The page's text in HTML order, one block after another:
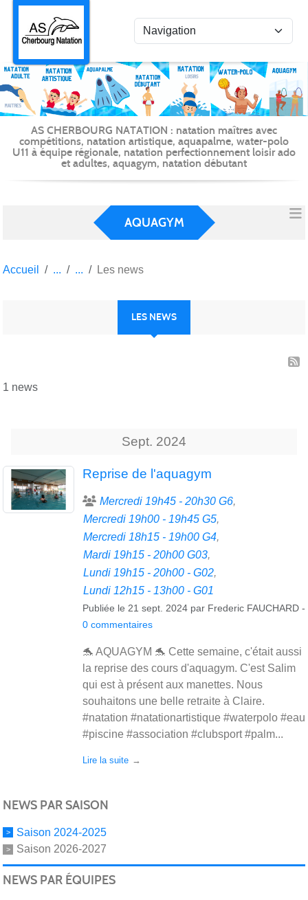
AS CHERBOURG NATATION : natation maîtres avec
compétitions, natation artistique, aquapalme, water-polo
U11 à équipe régionale, natation perfectionnement loisir ado
et adultes, aquagym, natation débutant
AQUAGYM
Accueil Les news
LES NEWS
1 news
Sept. 2024
Reprise de l'aquagym
Mercredi 19h45 - 20h30 G6
Mercredi 19h00 - 19h45 G5
Mercredi 18h15 - 19h00 G4
Mardi 19h15 - 20h00 G03
Lundi 19h15 - 20h00 - G02
Lundi 12h15 - 13h00 - G01
Publiée le 21 sept. 2024 par Frederic FAUCHARD -
0 commentaires
🐬 AQUAGYM 🐬 Cette semaine, c'était aussi
la reprise des cours d'aquagym. C'est Salim
qui est à présent aux manettes. Nous
souhaitons une belle retraite à Claire.
#natation #natationartistique #waterpolo #eau
#piscine #association #clubsport #palm...
Lire la suite
NEWS PAR SAISON
Saison 2024-2025
Saison 2026-2027
NEWS PAR ÉQUIPES
Panneau de gestion des cookies